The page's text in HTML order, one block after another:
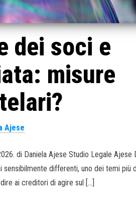
dei soci e
misure
Ajese
di Daniela Ajese Studio Legale Ajese
differenti, uno dei temi più
ai creditori di agire sul […]